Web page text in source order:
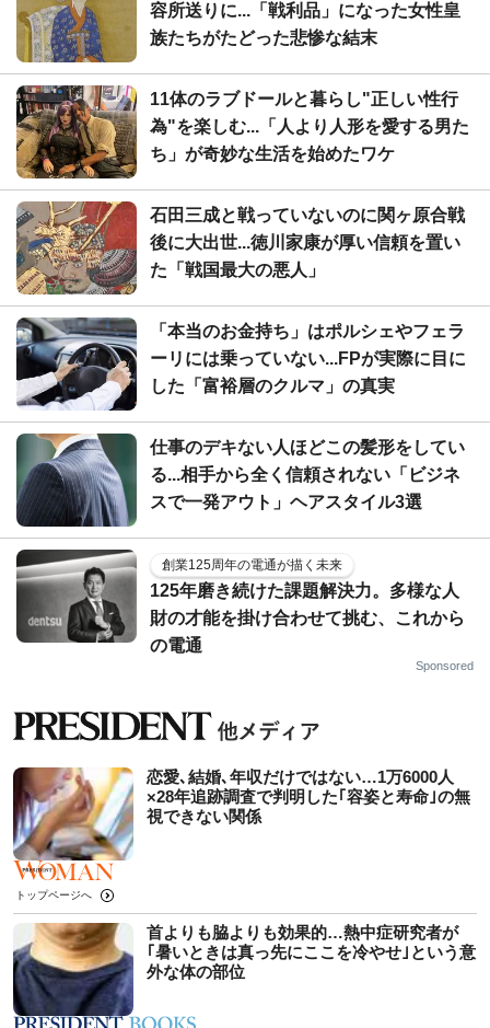
容所送りに...「戦利品」になった女性皇
族たちがたどった悲惨な結末
11体のラブドールと暮らし"正しい性行
為"を楽しむ...「人より人形を愛する男た
ち」が奇妙な生活を始めたワケ
石田三成と戦っていないのに関ヶ原合戦
後に大出世...徳川家康が厚い信頼を置い
た「戦国最大の悪人」
「本当のお金持ち」はポルシェやフェラ
ーリには乗っていない...FPが実際に目に
した「富裕層のクルマ」の真実
仕事のデキない人ほどこの髪形をしてい
る...相手から全く信頼されない「ビジネ
スで一発アウト」ヘアスタイル3選
創業125周年の電通が描く未来
125年磨き続けた課題解決力。多様な人
財の才能を掛け合わせて挑む、これから
の電通
Sponsored
恋愛､結婚､年収だけではない…1万6000人
×28年追跡調査で判明した｢容姿と寿命｣の無
視できない関係
トップページへ
首よりも脇よりも効果的…熱中症研究者が
｢暑いときは真っ先にここを冷やせ｣という意
外な体の部位